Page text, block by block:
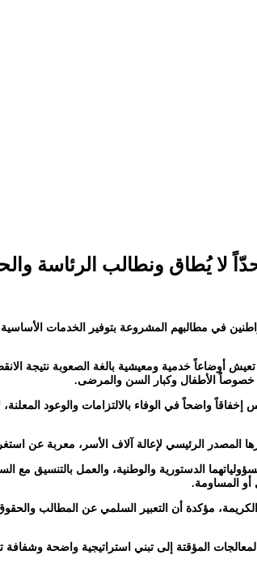
لا يُطاق ونطالب الرئاسة
في مطالبهم المشروعة بتوفير الخدمات الأساسية،
أوضاعاً خدمية ومعيشية بالغة الصعوبة نتيجة
خصوصاً الأطفال وكبار السن والمرضى.
واضحاً في الوفاء بالالتزامات والوعود
الرئيسي لإعالة آلاف الأسر، معربة عن
الدستورية والوطنية، والعمل بالتنسيق مع
أو المساومة.
مؤكدة أن التعبير السلمي عن المطالب
المؤقتة إلى تبني استراتيجية واضحة